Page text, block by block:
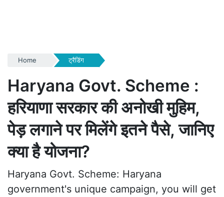
Home ट्रैडिंग
Haryana Govt. Scheme :
हरियाणा सरकार की अनोखी मुहिम,
पेड़ लगाने पर मिलेंगे इतने पैसे, जानिए
क्या है योजना?
Haryana Govt. Scheme: Haryana
government's unique campaign, you will get